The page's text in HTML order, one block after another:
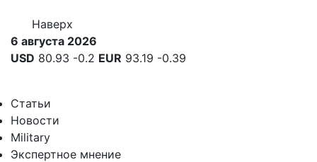
Наверх
6 августа 2026
USD 80.93 -0.2 EUR 93.19 -0.39
Статьи
Новости
Military
Экспертное мнение